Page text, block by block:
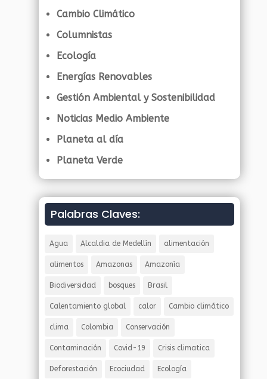
Cambio Climático
Columnistas
Ecología
Energías Renovables
Gestión Ambiental y Sostenibilidad
Noticias Medio Ambiente
Planeta al día
Planeta Verde
Palabras Claves:
Agua Alcaldia de Medellín alimentación
alimentos Amazonas Amazonía
Biodiversidad bosques Brasil
Calentamiento global calor Cambio climático
clima Colombia Conservación
Contaminación Covid-19 Crisis climatica
Deforestación Ecociudad Ecología